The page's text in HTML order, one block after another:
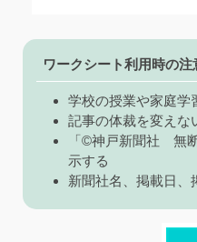
ワークシート利用時の注
学校の授業や家庭学
記事の体裁を変えな
「©神戸新聞社 無
示する
新聞社名、掲載日、